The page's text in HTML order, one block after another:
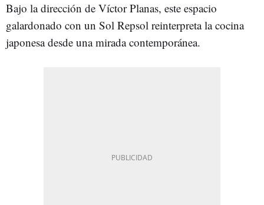
Bajo la dirección de Víctor Planas, este espacio
galardonado con un Sol Repsol reinterpreta la cocina
japonesa desde una mirada contemporánea.